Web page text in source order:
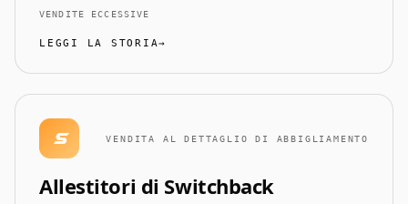
VENDITE ECCESSIVE
LEGGI LA STORIA→
S VENDITA AL DETTAGLIO DI ABBIGLIAMENTO
Allestitori di Switchback